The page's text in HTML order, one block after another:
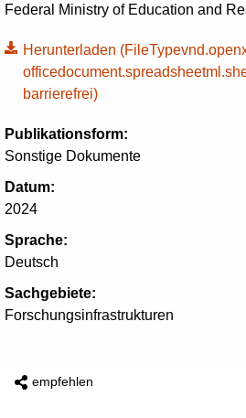
Federal Ministry of Education and
Herunterladen
barrierefrei)
Publikationsform:
Sonstige Dokumente
Datum:
2024
Sprache:
Deutsch
Sachgebiete:
Forschungsinfrastrukturen
empfehlen